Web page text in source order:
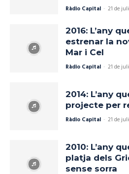
Ràdio Capital - 21 de
2016: L’any
estrenar la
Mar i Cel
Ràdio Capital - 21 de
2014: L’any
projecte per
Ràdio Capital - 21 de
2010: L’any
platja dels
sense sorra